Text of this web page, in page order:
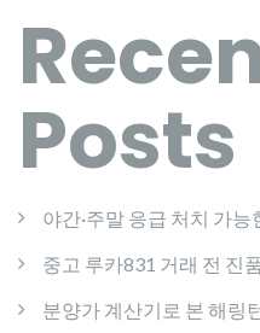
Posts
야간·주말 응급 처치 가
중고 루카831 거래 전 진
분양가 계산기로 본 해링